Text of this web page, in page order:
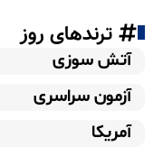
ترندهای روز
آتش سوزی
آزمون سراسری
آمریکا